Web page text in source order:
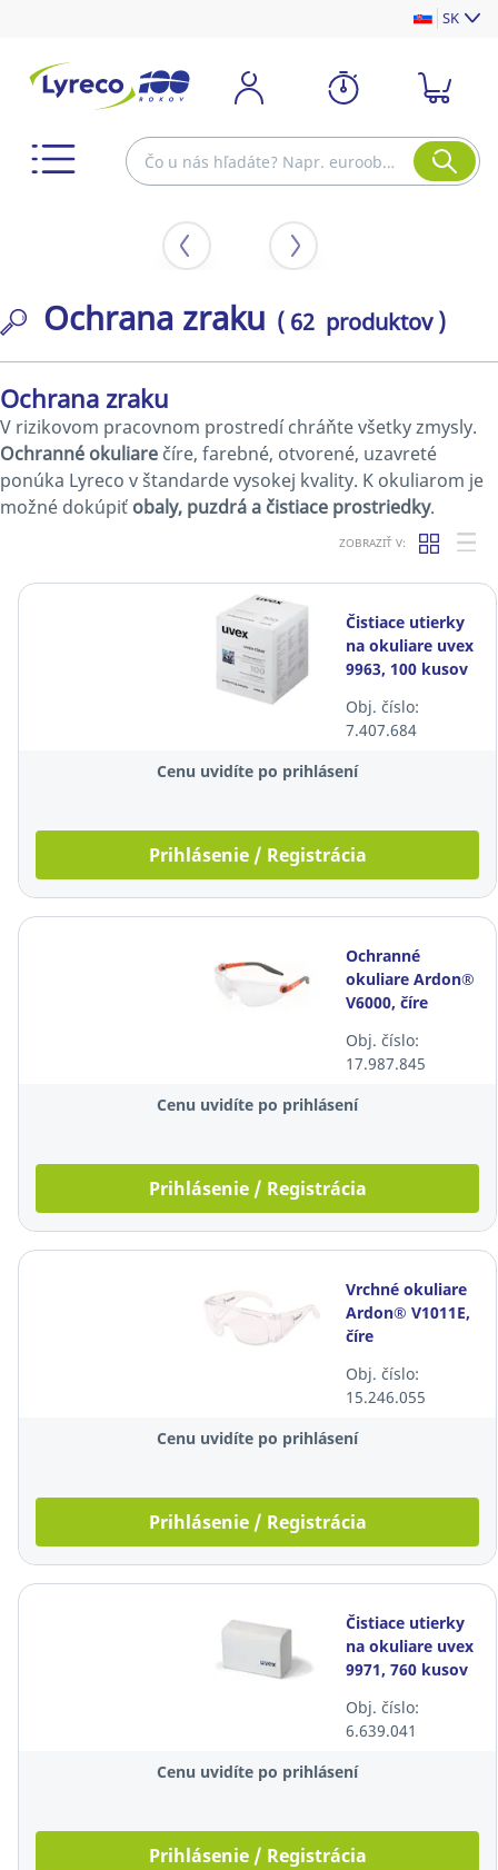
SK
Ochrana zraku ( 62 produktov )
Ochrana zraku
V rizikovom pracovnom prostredí chráňte všetky zmysly.
Ochranné okuliare číre, farebné, otvorené, uzavreté
ponúka Lyreco v štandarde vysokej kvality. K okuliarom je
možné dokúpiť obaly, puzdrá a čistiace prostriedky.
ZOBRAZIŤ V:
Čistiace utierky
na okuliare uvex
9963, 100 kusov
Obj. číslo:
7.407.684
Cenu uvidíte po prihlásení
Prihlásenie / Registrácia
Ochranné
okuliare Ardon®
V6000, číre
Obj. číslo:
17.987.845
Cenu uvidíte po prihlásení
Prihlásenie / Registrácia
Vrchné okuliare
Ardon® V1011E,
číre
Obj. číslo:
15.246.055
Cenu uvidíte po prihlásení
Prihlásenie / Registrácia
Čistiace utierky
na okuliare uvex
9971, 760 kusov
Obj. číslo:
6.639.041
Cenu uvidíte po prihlásení
Prihlásenie / Registrácia